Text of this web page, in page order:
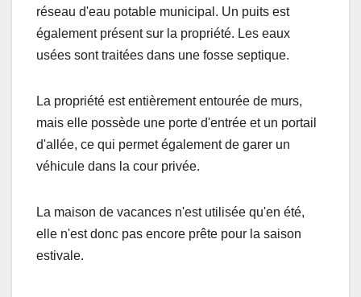
réseau d'eau potable municipal. Un puits est
également présent sur la propriété. Les eaux
usées sont traitées dans une fosse septique.
La propriété est entièrement entourée de murs,
mais elle possède une porte d'entrée et un portail
d'allée, ce qui permet également de garer un
véhicule dans la cour privée.
La maison de vacances n'est utilisée qu'en été,
elle n'est donc pas encore prête pour la saison
estivale.